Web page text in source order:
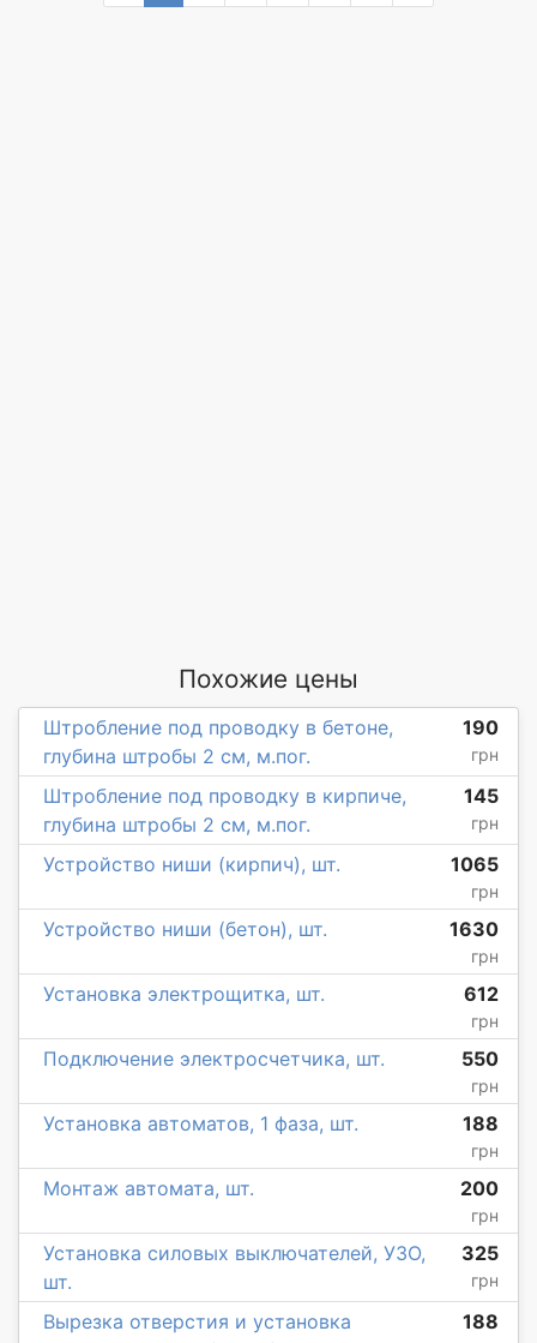
Похожие цены
Штробление под проводку в бетоне,
глубина штробы 2 см, м.пог.
190
грн
Штробление под проводку в кирпиче,
глубина штробы 2 см, м.пог.
145
грн
Устройство ниши (кирпич), шт. 1065
грн
Устройство ниши (бетон), шт. 1630
грн
Установка электрощитка, шт. 612
грн
Подключение электросчетчика, шт. 550
грн
Установка автоматов, 1 фаза, шт. 188
грн
Монтаж автомата, шт. 200
грн
Установка силовых выключателей, УЗО,
шт.
325
грн
Вырезка отверстия и установка
188